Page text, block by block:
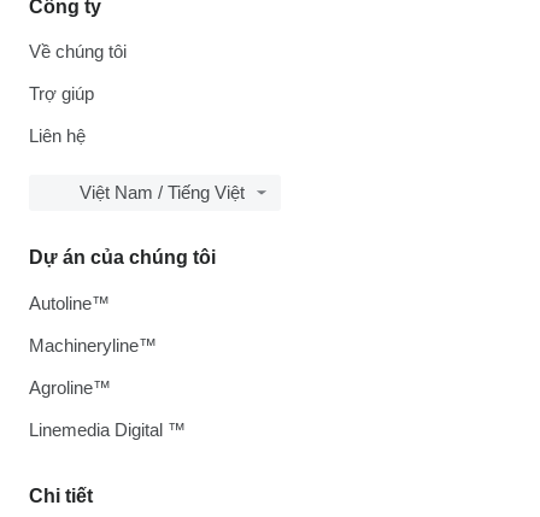
Công ty
Về chúng tôi
Trợ giúp
Liên hệ
Việt Nam / Tiếng Việt
Chi tiết
Dự án của chúng tôi
Autoline™
Machineryline™
Agroline™
Linemedia Digital ™